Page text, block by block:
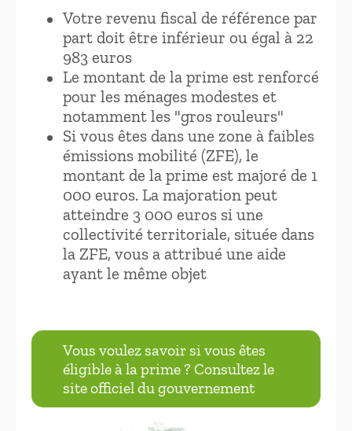
Votre revenu fiscal de référence par
part doit être inférieur ou égal à 22
983 euros
Le montant de la prime est renforcé
pour les ménages modestes et
notamment les "gros rouleurs"
Si vous êtes dans une zone à faibles
émissions mobilité (ZFE), le
montant de la prime est majoré de 1
000 euros. La majoration peut
atteindre 3 000 euros si une
collectivité territoriale, située dans
la ZFE, vous a attribué une aide
ayant le même objet
Vous voulez savoir si vous êtes
éligible à la prime ? Consultez le
site officiel du gouvernement